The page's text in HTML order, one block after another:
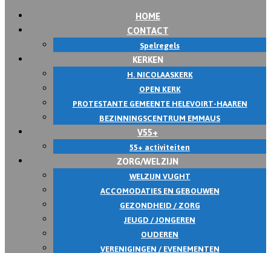
HOME
CONTACT
Spelregels
KERKEN
H. NICOLAASKERK
OPEN KERK
PROTESTANTE GEMEENTE HELEVOIRT-HAAREN
BEZINNINGSCENTRUM EMMAUS
V55+
55+ activiteiten
ZORG/WELZIJN
WELZIJN VUGHT
ACCOMODATIES EN GEBOUWEN
GEZONDHEID / ZORG
JEUGD / JONGEREN
OUDEREN
VERENIGINGEN / EVENEMENTEN